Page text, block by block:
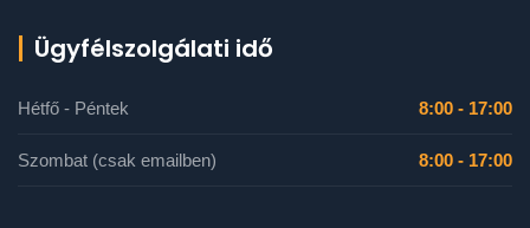
Ügyfélszolgálati idő
Hétfő - Péntek 8:00 - 17:00
Szombat (csak emailben) 8:00 - 17:00